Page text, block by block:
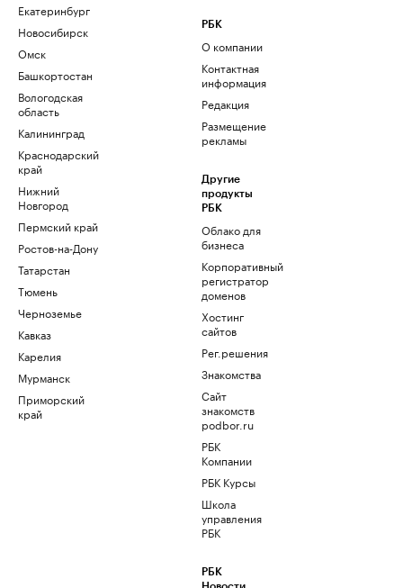
Екатеринбург
Новосибирск
Омск
Башкортостан
Вологодская
область
Калининград
Краснодарский
край
Нижний
Новгород
Пермский край
Ростов-на-Дону
Татарстан
Тюмень
Черноземье
Кавказ
Карелия
Мурманск
Приморский
край
РБК
О компании
Контактная
информация
Редакция
Размещение
рекламы
Другие
продукты
РБК
Облако для
бизнеса
Корпоративный
регистратор
доменов
Хостинг
сайтов
Рег.решения
Знакомства
Сайт
знакомств
podbor.ru
РБК
Компании
РБК Курсы
Школа
управления
РБК
РБК